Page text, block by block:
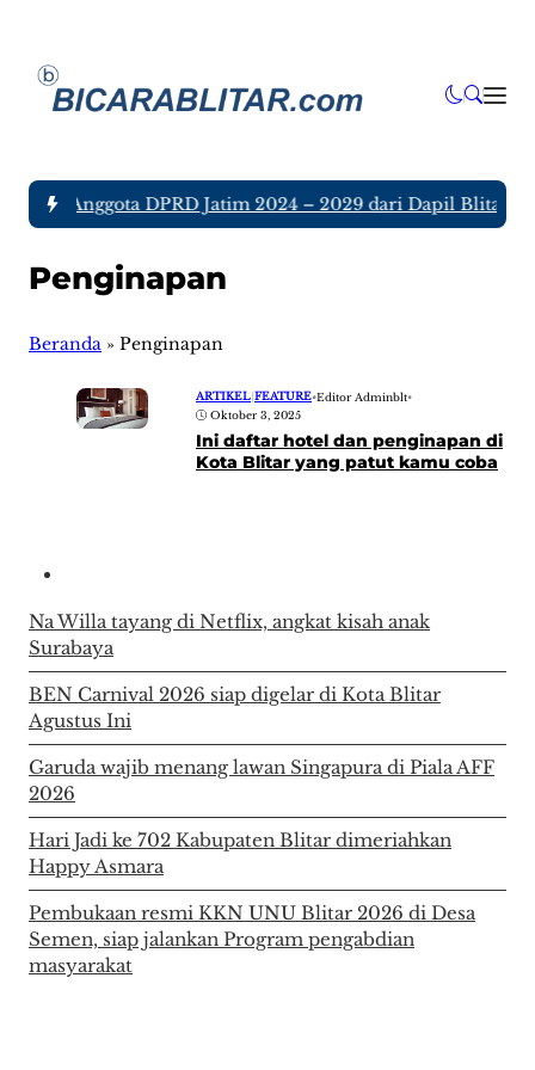
tujuh Anggota DPRD Jatim 2024 – 2029 dari Dapil Blitar
Penginapan
Beranda » Penginapan
ARTIKEL FEATURE•Editor Adminblt•
Oktober 3, 2025
Ini daftar hotel dan penginapan di
Kota Blitar yang patut kamu coba
Na Willa tayang di Netflix, angkat kisah anak
Surabaya
BEN Carnival 2026 siap digelar di Kota Blitar
Agustus Ini
Garuda wajib menang lawan Singapura di Piala AFF
2026
Hari Jadi ke 702 Kabupaten Blitar dimeriahkan
Happy Asmara
Pembukaan resmi KKN UNU Blitar 2026 di Desa
Semen, siap jalankan Program pengabdian
masyarakat